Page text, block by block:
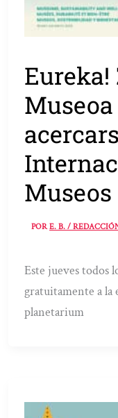
Museos
PORE. B. /
Este jueves todos
gratuitamente a la
planetarium